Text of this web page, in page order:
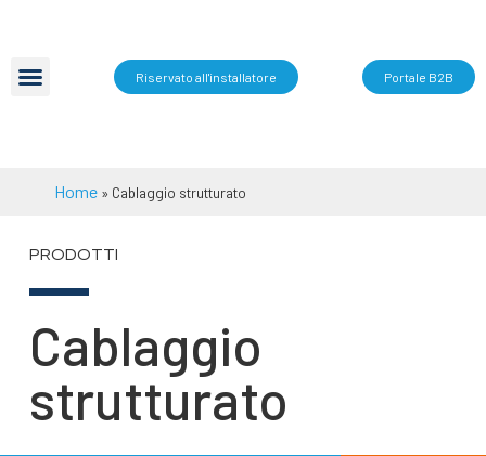
Riservato all'installatore Portale B2B
Home » Cablaggio strutturato
PRODOTTI
Cablaggio
strutturato